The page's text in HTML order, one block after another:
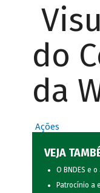
do
da
Ações
VEJA
O BNDES e
Patrocínio a